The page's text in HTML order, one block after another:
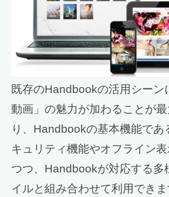
既存のHandbookの活用シーン
動画」の魅力が加わることが
り、Handbookの基本機能であ
キュリティ機能やオフライン
つつ、Handbookが対応する多
イルと組み合わせて利用できま